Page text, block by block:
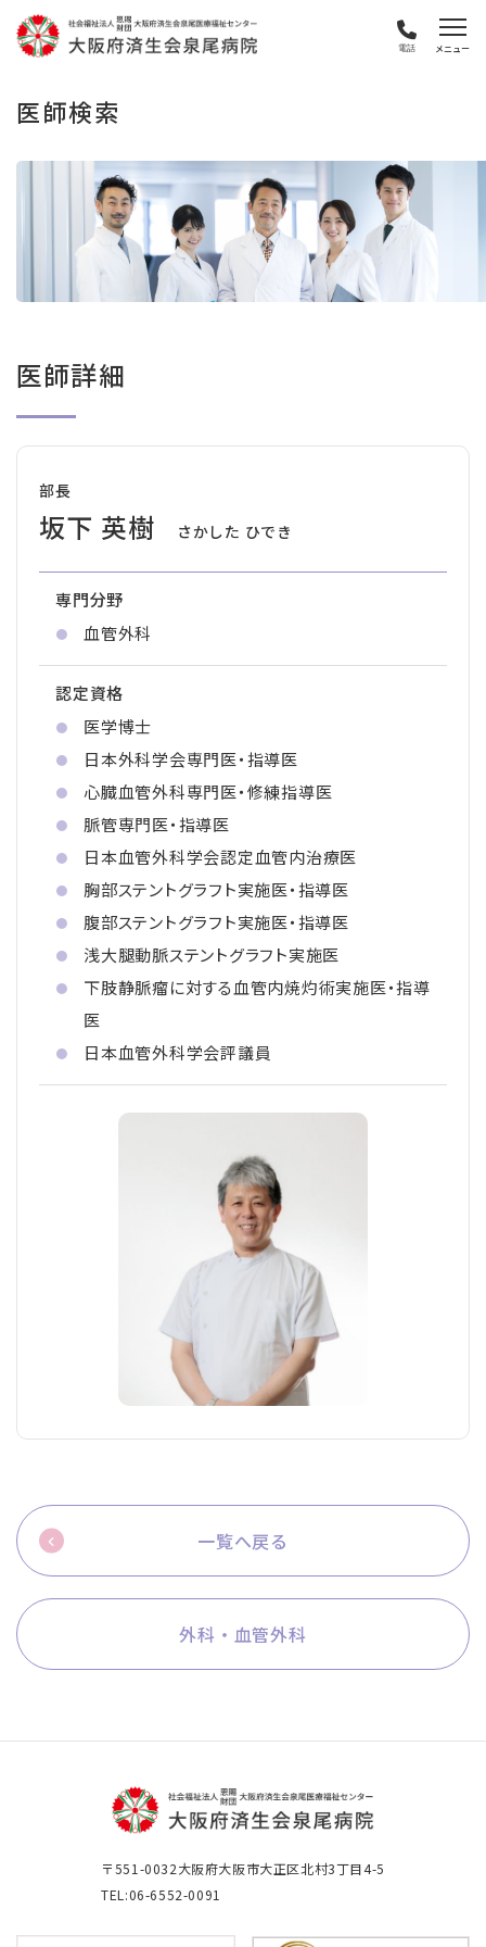
電話
医師検索
医師詳細
部長
坂下 英樹 さかした ひでき
専門分野
血管外科
認定資格
医学博士
日本外科学会専門医・指導医
心臓血管外科専門医・修練指導医
脈管専門医・指導医
日本血管外科学会認定血管内治療医
胸部ステントグラフト実施医・指導医
腹部ステントグラフト実施医・指導医
浅大腿動脈ステントグラフト実施医
下肢静脈瘤に対する血管内焼灼術実施医・指導
医
日本血管外科学会評議員
一覧へ戻る
外科・血管外科
〒551-0032大阪府大阪市大正区北村3丁目4-5
TEL:06-6552-0091